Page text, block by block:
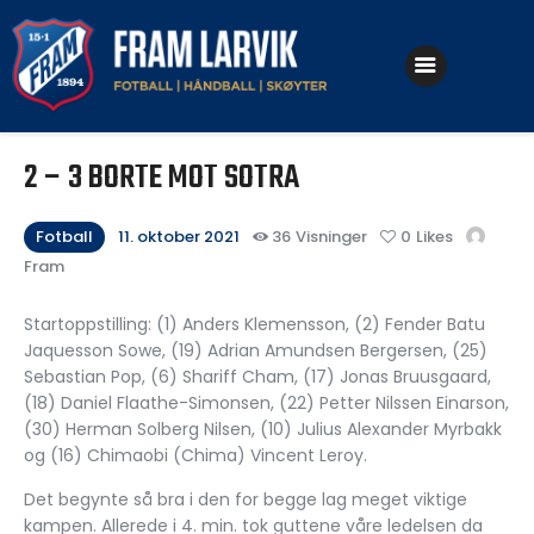
Fotball
Håndball
2 – 3 BORTE MOT SOTRA
Fotball 11. oktober 2021 36 Visninger 0 Likes
Fram
Startoppstilling: (1) Anders Klemensson, (2) Fender Batu
Jaquesson Sowe, (19) Adrian Amundsen Bergersen, (25)
Sebastian Pop, (6) Shariff Cham, (17) Jonas Bruusgaard,
(18) Daniel Flaathe-Simonsen, (22) Petter Nilssen Einarson,
(30) Herman Solberg Nilsen, (10) Julius Alexander Myrbakk
og (16) Chimaobi (Chima) Vincent Leroy.
Det begynte så bra i den for begge lag meget viktige
kampen. Allerede i 4. min. tok guttene våre ledelsen da